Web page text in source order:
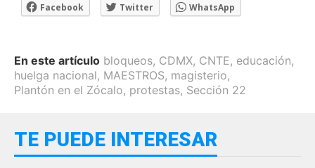
Facebook Twitter WhatsApp
En este artículo bloqueos, CDMX, CNTE, educación,
huelga nacional, MAESTROS, magisterio,
Plantón en el Zócalo, protestas, Sección 22
TE PUEDE INTERESAR